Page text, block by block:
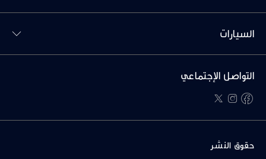
السيارات
التواصل الإجتماعي
facebook
instagram
حقوق النشر